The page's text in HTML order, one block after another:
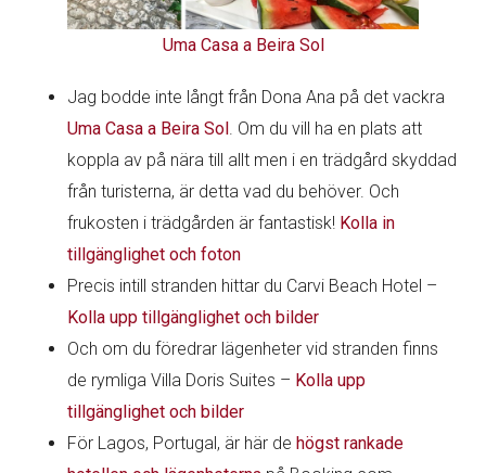
Uma Casa a Beira Sol
Jag bodde inte långt från Dona Ana på det vackra
Uma Casa a Beira Sol . Om du vill ha en plats att
koppla av på nära till allt men i en trädgård skyddad
från turisterna, är detta vad du behöver. Och
frukosten i trädgården är fantastisk! Kolla in
tillgänglighet och foton
Precis intill stranden hittar du Carvi Beach Hotel –
Kolla upp tillgänglighet och bilder
Och om du föredrar lägenheter vid stranden finns
de rymliga Villa Doris Suites – Kolla upp
tillgänglighet och bilder
För Lagos, Portugal, är här de högst rankade